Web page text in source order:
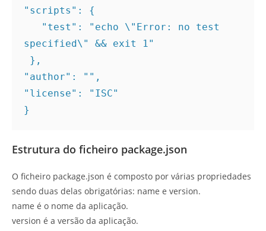
"scripts": {
specified\" && exit 1"
"author": "",
"license": "ISC"
}
Estrutura do ficheiro package.json
O ficheiro package.json é composto por várias propriedades
sendo duas delas obrigatórias: name e version.
name é o nome da aplicação.
version é a versão da aplicação.